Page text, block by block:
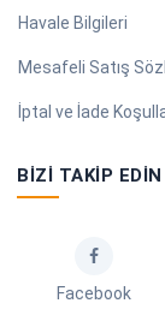
Havale Bilgileri
Mesafeli Satış
İptal ve İade
BIZI TAKIP EDIN
Facebook